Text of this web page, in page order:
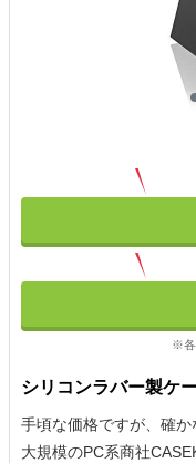
※各
シリコンラバー製ケ
手頃な価格ですが、確
大規模のPC系商社